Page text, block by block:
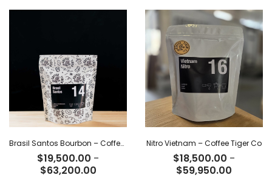
desde
$20,500.00
$66,500.00
$81,900.00.
Brasil Santos Bourbon – Coffee Tiger Co
$19,500.00 -
$63,200.00Rango
Nitro Vietnam – Coffee Tiger Co
$18,500.00 -
$59,950.00